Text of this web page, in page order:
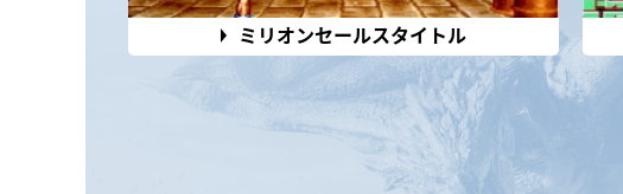
ミリオンセールスタイトル